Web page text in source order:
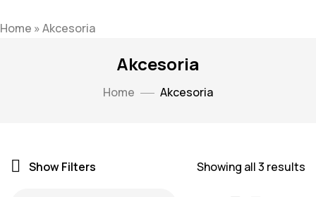
Home »Akcesoria
Akcesoria
Home Akcesoria
Show Filters Showing all 3 results